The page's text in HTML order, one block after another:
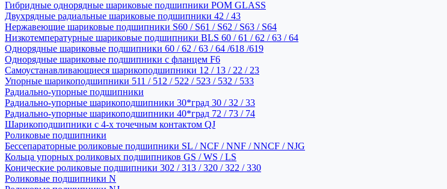
Гибридные однорядные шариковые подшипники POM GLASS
Двухрядные радиальные шариковые подшипники 42 / 43
Нержавеющие шариковые подшипники S60 / S61 / S62 / S63 / S64
Низкотемпературные шариковые подшипники BLS 60 / 61 / 62 / 63 / 64
Однорядные шариковые подшипники 60 / 62 / 63 / 64 /618 /619
Однорядные шариковые подшипники с фланцем F6
Самоустанавливающиеся шарикоподшипники 12 / 13 / 22 / 23
Упорные шарикоподшипники 511 / 512 / 522 / 523 / 532 / 533
Радиально-упорные подшипники
Радиально-упорные шарикоподшипники 30*град 30 / 32 / 33
Радиально-упорные шарикоподшипники 40*град 72 / 73 / 74
Шарикоподшипники с 4-х точечным контактом QJ
Роликовые подшипники
Бессепараторные роликовые подшипники SL / NCF / NNF / NNCF / NJG
Кольца упорных роликовых подшипников GS / WS / LS
Конические роликовые подшипники 302 / 313 / 320 / 322 / 330
Роликовые подшипники N